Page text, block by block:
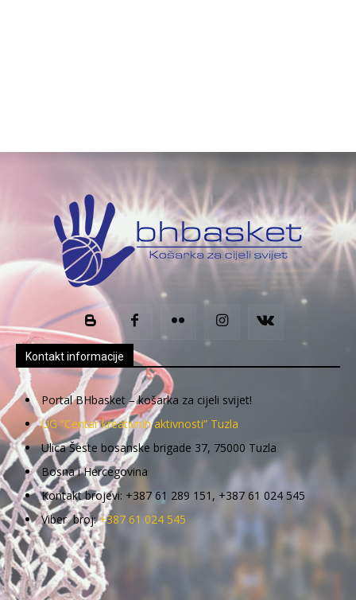
Kontakt informacije
Portal BHbasket – košarka za cijeli svijet!
UG “Centar kreativnih aktivnosti” Tuzla
Ulica Šeste bosanske brigade 37, 75000 Tuzla
Bosna i Hercegovina
Kontakt brojevi: +387 61 289 151, +387 61 024 545
Viber broj:+387 61 024 545